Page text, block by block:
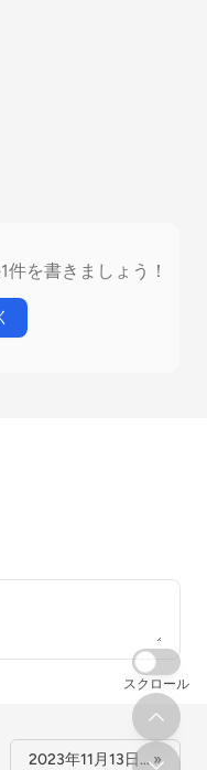
を書きましょう！
2023年11月13日… »
スクロール